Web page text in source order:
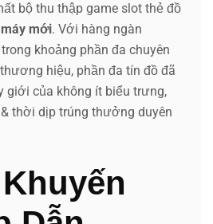
bộ thu thập game slot thẻ đồ
mới. Với hàng ngàn
khoảng phần đa chuyên
hiệu, phần đa tín đồ đã
giới của không ít biểu trưng,
thời dịp trúng thưởng duyên